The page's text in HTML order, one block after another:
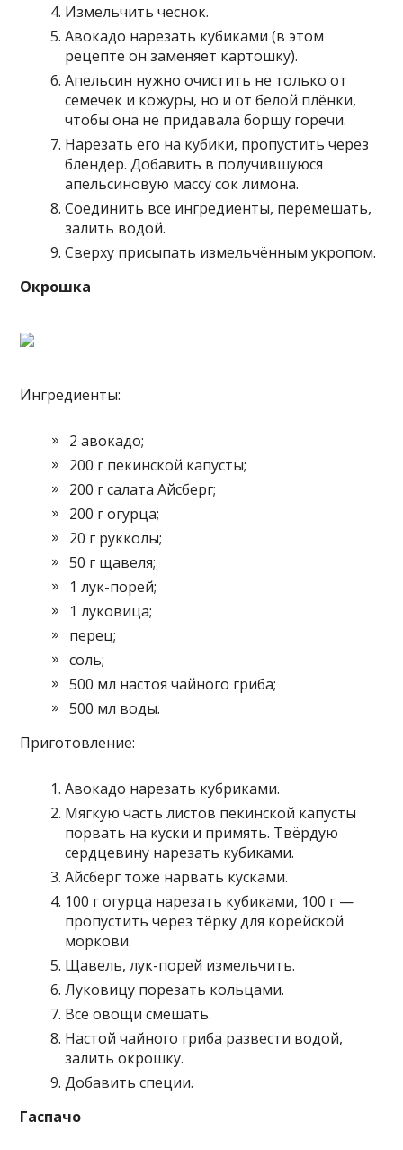
Измельчить чеснок.
Авокадо нарезать кубиками (в этом
рецепте он заменяет картошку).
Апельсин нужно очистить не только от
семечек и кожуры, но и от белой плёнки,
чтобы она не придавала борщу горечи.
Нарезать его на кубики, пропустить через
блендер. Добавить в получившуюся
апельсиновую массу сок лимона.
Соединить все ингредиенты, перемешать,
залить водой.
Сверху присыпать измельчённым укропом.
Окрошка
Ингредиенты:
2 авокадо;
200 г пекинской капусты;
200 г салата Айсберг;
200 г огурца;
20 г рукколы;
50 г щавеля;
1 лук-порей;
1 луковица;
перец;
соль;
500 мл настоя чайного гриба;
500 мл воды.
Приготовление:
Авокадо нарезать кубриками.
Мягкую часть листов пекинской капусты
порвать на куски и примять. Твёрдую
сердцевину нарезать кубиками.
Айсберг тоже нарвать кусками.
100 г огурца нарезать кубиками, 100 г —
пропустить через тёрку для корейской
моркови.
Щавель, лук-порей измельчить.
Луковицу порезать кольцами.
Все овощи смешать.
Настой чайного гриба развести водой,
залить окрошку.
Добавить специи.
Гаспачо